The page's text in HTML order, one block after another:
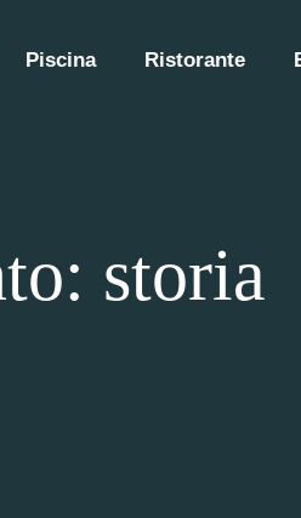
Piscina Ristorante
storia